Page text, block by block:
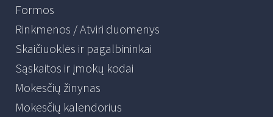
Formos
Rinkmenos / Atviri duomenys
Skaičiuoklės ir pagalbininkai
Sąskaitos ir įmokų kodai
Mokesčių žinynas
Mokesčių kalendorius